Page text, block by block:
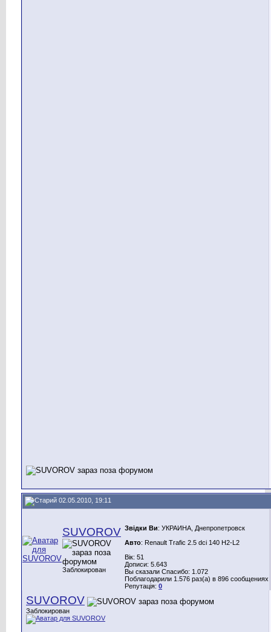
02.05.2010, 19:11
SUVOROV
Заблокирован
Звідки Ви: УКРАИНА, Днепропетровск
Авто: Renault Trafic 2.5 dci 140 H2-L2
Вік: 51
Дописи: 5.643
Вы сказали Спасибо: 1.072
Поблагодарили 1.576 раз(а) в 896 сообщениях
Репутація: 0
SUVOROV
Заблокирован